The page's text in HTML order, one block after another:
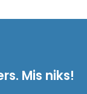
Mis niks!